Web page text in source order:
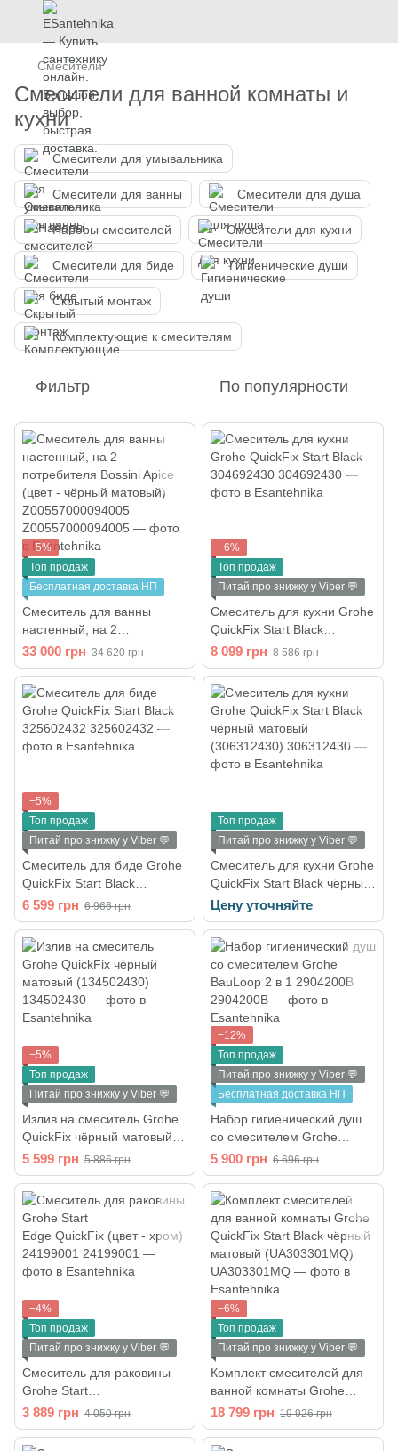
Смесители
Смесители для ванной комнаты и
кухни
Смесители для умывальника
Смесители для ванны Смесители для душа
Наборы смесителей Смесители для кухни
Смесители для биде Гигиенические души
Скрытый монтаж
Комплектующие к смесителям
Фильтр По популярности
−5%
Топ продаж
Бесплатная доставка НП
Смеситель для ванны
настенный, на 2
потребителя Bossini Apice
(цвет - чёрный матовый)
Z00557000094005
33 000 грн 34 620 грн
−6%
Топ продаж
Питай про знижку у Viber 💬
Смеситель для кухни Grohe
QuickFix Start Black
304692430
8 099 грн 8 586 грн
−5%
Топ продаж
Питай про знижку у Viber 💬
Смеситель для биде Grohe
QuickFix Start Black
325602432
6 599 грн 6 966 грн
Топ продаж
Питай про знижку у Viber 💬
Смеситель для кухни Grohe
QuickFix Start Black чёрный
матовый (306312430)
Цену уточняйте
−5%
Топ продаж
Питай про знижку у Viber 💬
Излив на смеситель Grohe
QuickFix чёрный матовый
(134502430)
5 599 грн 5 886 грн
−12%
Топ продаж
Питай про знижку у Viber 💬
Бесплатная доставка НП
Набор гигиенический душ
со смесителем Grohe
BauLoop 2 в 1 2904200B
5 900 грн 6 696 грн
−4%
Топ продаж
Питай про знижку у Viber 💬
Смеситель для раковины
Grohe Start
Edge QuickFix (цвет - хром)
24199001
3 889 грн 4 050 грн
−6%
Топ продаж
Питай про знижку у Viber 💬
Комплект смесителей для
ванной комнаты Grohe
QuickFix Start Black чёрный
матовый (UA303301MQ)
18 799 грн 19 926 грн